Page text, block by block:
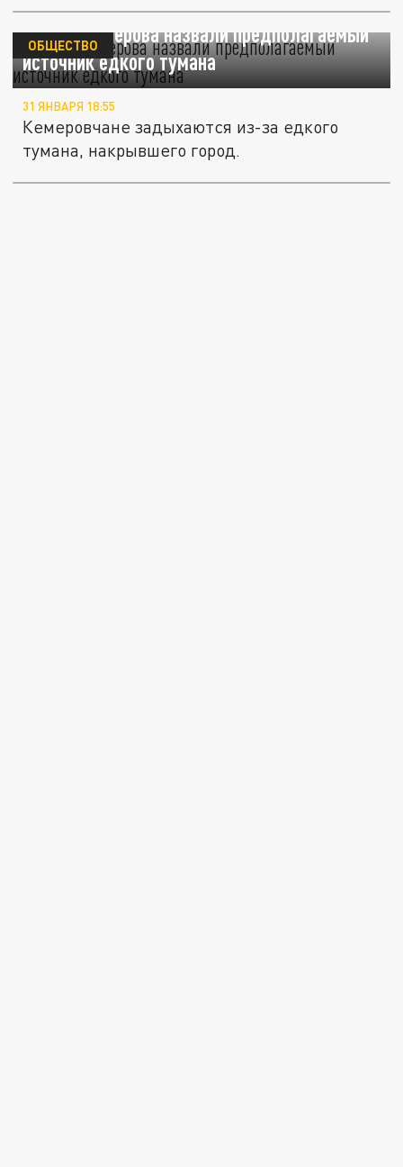
Власти Кемерова назвали предполагаемый
источник едкого тумана
ОБЩЕСТВО
31 ЯНВАРЯ 18:55
Кемеровчане задыхаются из-за едкого
тумана, накрывшего город.